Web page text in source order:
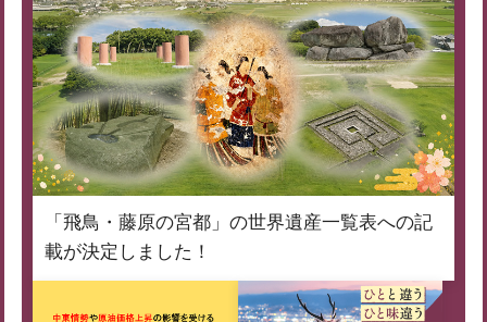
「飛鳥・藤原の宮都」の世界遺産一覧表への記
載が決定しました！